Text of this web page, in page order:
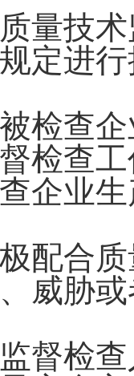
技术
定进
查企
检查
企业
合质
威胁
检查